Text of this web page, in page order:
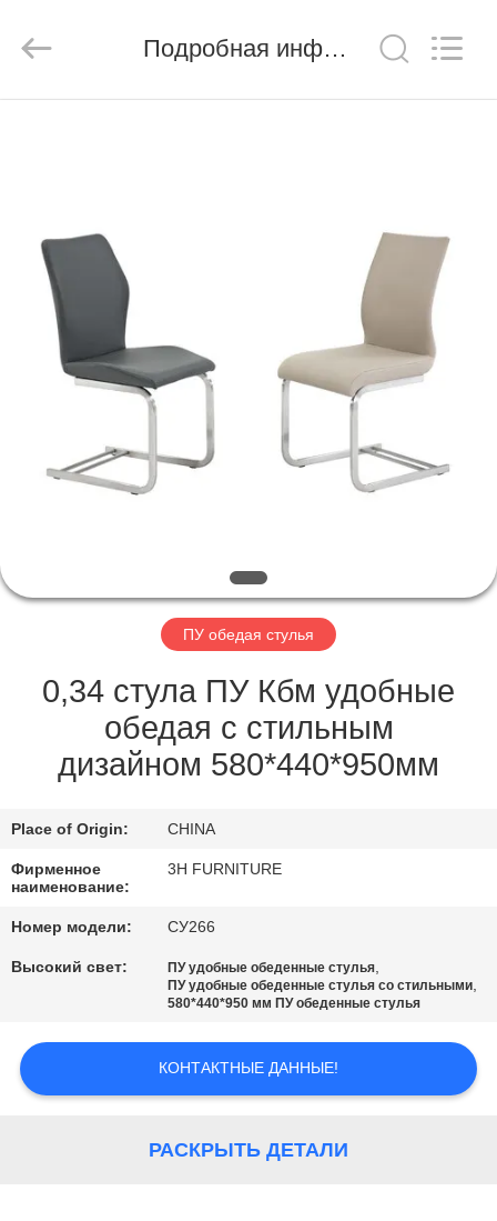
НАС
ПУТЕШЕСТВИЕ
ФАБРИКИ
ПРОВЕРКА
КАЧЕСТВА
КОНТАКТ
США
СПРОСИТЕ
ЦИТАТУ
КАРТА
САЙТА
PRIVACY
POLICY
Reserved.
Подробная информация о продукте
ПУ обедая стулья
0,34 стула ПУ Кбм удобные
обедая с стильным
дизайном 580*440*950мм
Place of Origin: CHINA
Фирменное
наименование:
3H FURNITURE
Номер модели: СУ266
Высокий свет: ПУ удобные обеденные стулья,
ПУ удобные обеденные стулья со стильными,
580*440*950 мм ПУ обеденные стулья
КОНТАКТНЫЕ ДАННЫЕ!
РАСКРЫТЬ ДЕТАЛИ